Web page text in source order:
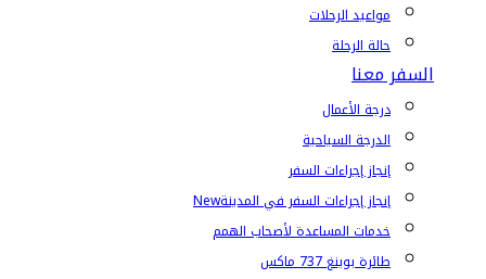
مواعيد الرحلات
حالة الرحلة
السفر معنا
درجة الأعمال
الدرجة السياحية
إنجاز إجراءات السفر
إنجاز إجراءات السفر في المدينةNew
خدمات المساعدة لأصحاب الهمم
طائرة بوينغ 737 ماكس